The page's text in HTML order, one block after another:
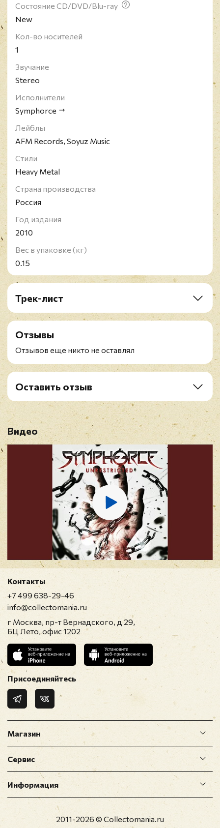
Состояние CD/DVD/Blu-ray
New
Кол-во носителей
1
Звучание
Stereo
Исполнители
Symphorce
Лейблы
AFM Records, Soyuz Music
Стили
Heavy Metal
Страна производства
Россия
Год издания
2010
Вес в упаковке (кг)
0.15
Трек-лист
1. The Eternal
2. Until It's Over
3. Sorrow in Our Hearts
4. Whatever Hurts
6. Visions
7. The Last Decision
8. The Mindless
9. Worlds Seem to Collide
10. Do You Ever Wonder
Отзывы
Отзывов еще никто не оставлял
Оставить отзыв
Имя*
Прикрепить фото
Оставить отзыв
Перед публикацией отзывы проходят
Видео
Магазин
Сервис
Информация
Контакты
+7 499 638-29-46
info@collectomania.ru
г Москва, пр-т Вернадского, д 29,
БЦ Лето, офис 1202
Присоединяйтесь
2011-2026 © Collectomania.ru